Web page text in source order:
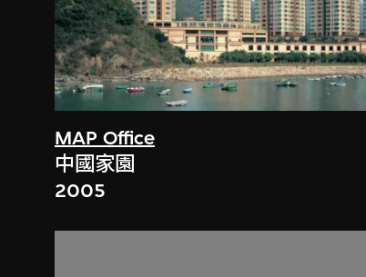
MAP Office
中國家園
2005